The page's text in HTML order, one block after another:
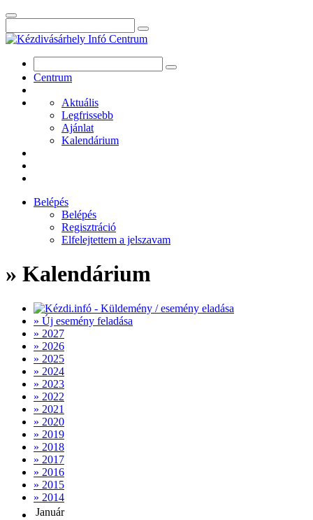
Centrum
Aktuális
Legfrissebb
Ajánlat
Kalendárium
Belépés
Belépés
Regisztráció
Elfelejtettem a jelszavam
» Kalendárium
» Új esemény feladása
» 2027
» 2026
» 2025
» 2024
» 2023
» 2022
» 2021
» 2020
» 2019
» 2018
» 2017
» 2016
» 2015
» 2014
Január